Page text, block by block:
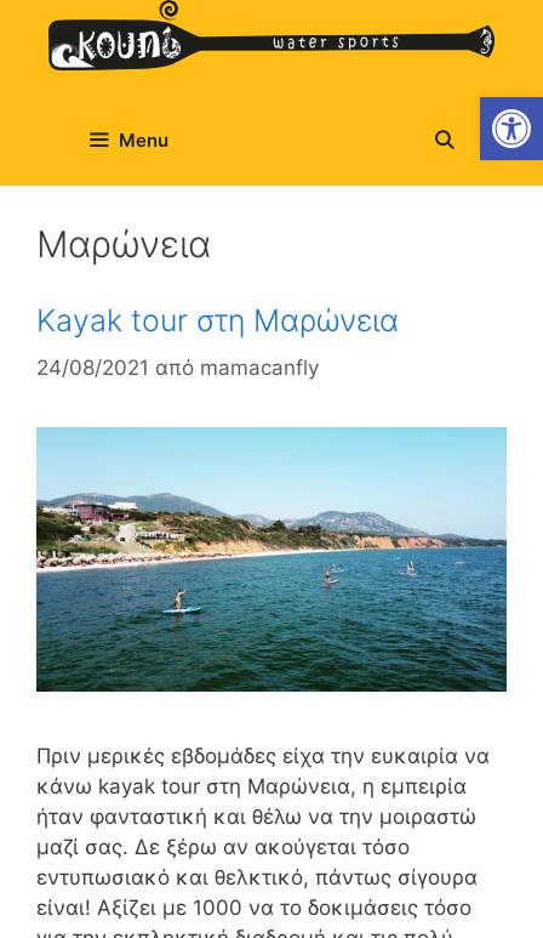
Menu
Μαρώνεια
Kayak tour στη Μαρώνεια
24/08/2021 από mamacanfly
Πριν μερικές εβδομάδες είχα την ευκαιρία να
κάνω kayak tour στη Μαρώνεια, η εμπειρία
ήταν φανταστική και θέλω να την μοιραστώ
μαζί σας. Δε ξέρω αν ακούγεται τόσο
εντυπωσιακό και θελκτικό, πάντως σίγουρα
είναι! Αξίζει με 1000 να το δοκιμάσεις τόσο